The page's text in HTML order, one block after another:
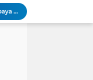
Peringatan HAN 2026, Pemerintah Pusat Apresiasi Komitmen Surabaya Penuhi Hak dan Lindungi Anak